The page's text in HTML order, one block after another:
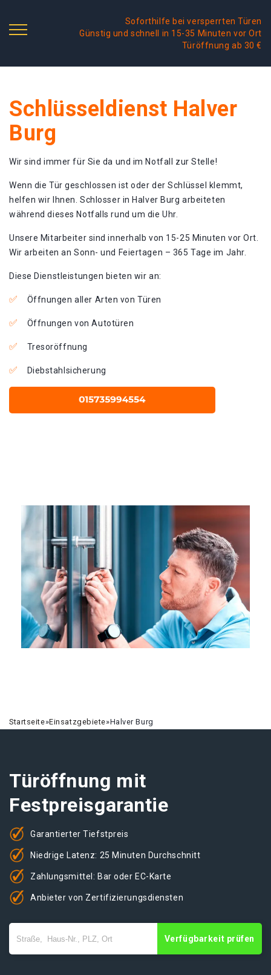
Soforthilfe bei versperrten Türen
Günstig und schnell in 15-35 Minuten vor Ort
Türöffnung ab 30 €
Schlüsseldienst Halver
Burg
Wir sind immer für Sie da und im Notfall zur Stelle!
Wenn die Tür geschlossen ist oder der Schlüssel klemmt,
helfen wir Ihnen. Schlosser in Halver Burg arbeiteten
während dieses Notfalls rund um die Uhr.
Unsere Mitarbeiter sind innerhalb von 15-25 Minuten vor Ort.
Wir arbeiten an Sonn- und Feiertagen – 365 Tage im Jahr.
Diese Dienstleistungen bieten wir an:
Öffnungen aller Arten von Türen
Öffnungen von Autotüren
Tresoröffnung
Diebstahlsicherung
Startseite»Einsatzgebiete»Halver Burg
Türöffnung mit
Festpreisgarantie
Garantierter Tiefstpreis
Niedrige Latenz: 25 Minuten Durchschnitt
Zahlungsmittel: Bar oder EC-Karte
Anbieter von Zertifizierungsdiensten
Verfügbarkeit prüfen